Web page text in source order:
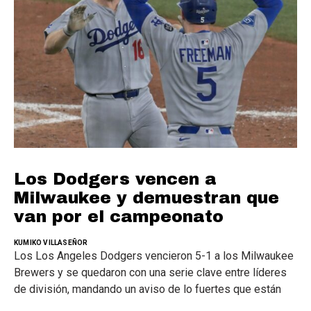
Los Dodgers vencen a
Milwaukee y demuestran que
van por el campeonato
KUMIKO VILLASEÑOR
Los Los Angeles Dodgers vencieron 5-1 a los Milwaukee
Brewers y se quedaron con una serie clave entre líderes
de división, mandando un aviso de lo fuertes que están